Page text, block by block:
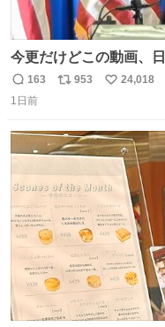
今更だけどこの動画、
い。 なんなら敬語で丁
返
信
163
リ
ト
数
953
い
数
24,018
1日前